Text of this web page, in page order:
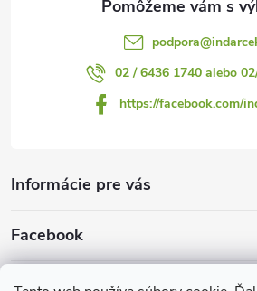
podpora@
02 / 6436 1740 alebo
https://facebook.com/
Informácie pre vás
Facebook
Prijímame online platby